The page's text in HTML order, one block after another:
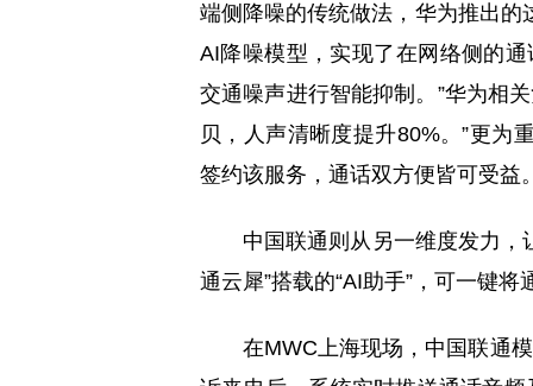
端侧降噪的传统做法，华为推出
AI降噪模型，实现了在网络侧的
交通噪声进行智能抑制。”华为相
贝，人声清晰度提升80%。”更为
签约该服务，通话双方便皆可受益
中国联通则从另一维度发力，
通云犀”搭载的“AI助手”，可一键
在MWC上海现场，中国联通